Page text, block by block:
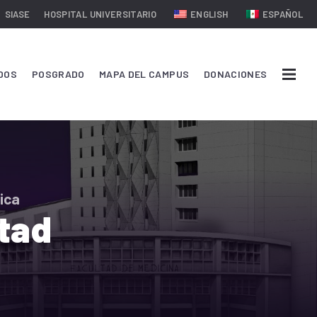
SIASE HOSPITAL UNIVERSITARIO ENGLISH ESPAÑOL
POSGRADO MAPA DEL CAMPUS DONACIONES